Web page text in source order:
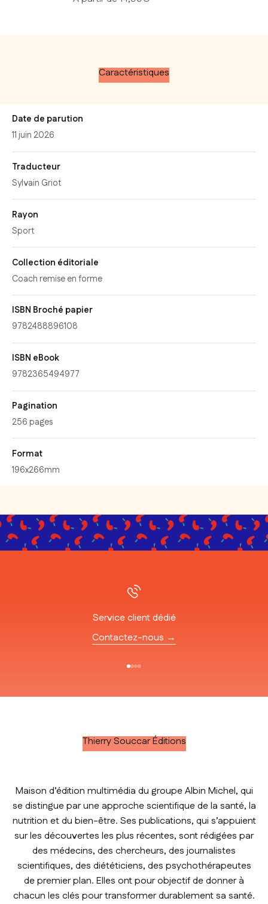
Caractéristiques
Date de parution
11 juin 2026
Traducteur
Sylvain Griot
Rayon
Sport
Collection éditoriale
Coach remise en forme
ISBN Broché papier
9782488896108
ISBN eBook
9782365494977
Pagination
256 pages
Format
196x266mm
Service client dédié
Contactez-nous →
Thierry Souccar Éditions
Maison d’édition multimédia du groupe Albin Michel, qui
se distingue par une approche scientifique de la santé, la
nutrition et du bien-être. Ses publications, qui s’appuient
sur les découvertes les plus récentes, sont rédigées par
des médecins, des chercheurs, des journalistes
scientifiques, des diététiciens, des psychothérapeutes
de premier plan. Elles ont pour objectif de donner à
chacun les clés pour transformer durablement sa santé.